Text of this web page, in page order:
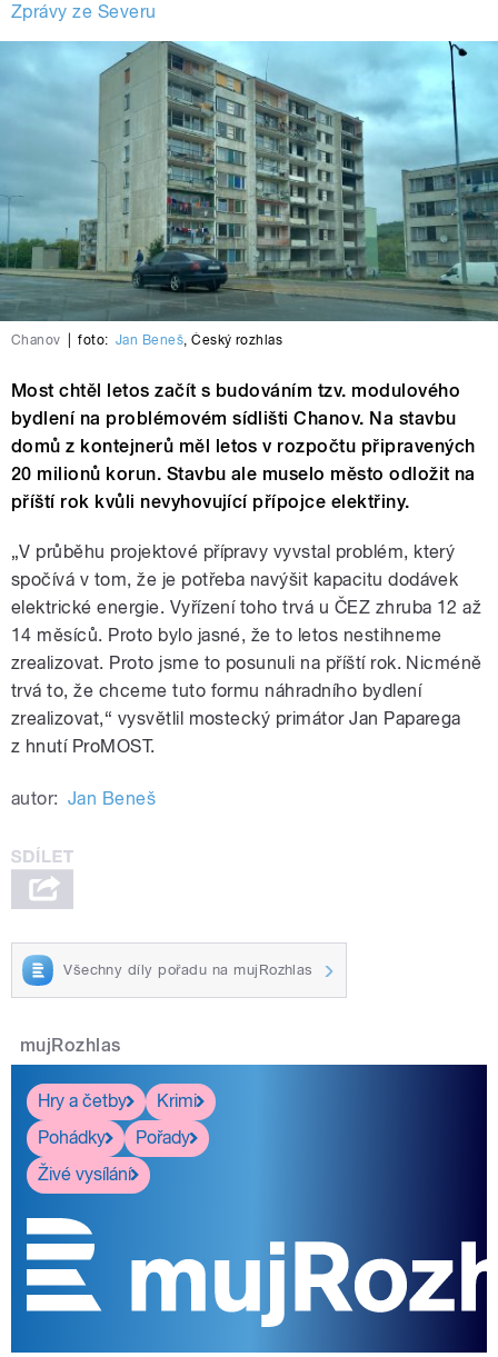
Zprávy ze Severu
Chanov foto: Jan Beneš,Český rozhlas
Most chtěl letos začít s budováním tzv. modulového
bydlení na problémovém sídlišti Chanov. Na stavbu
domů z kontejnerů měl letos v rozpočtu připravených
20 milionů korun. Stavbu ale muselo město odložit na
příští rok kvůli nevyhovující přípojce elektřiny.
„V průběhu projektové přípravy vyvstal problém, který
spočívá v tom, že je potřeba navýšit kapacitu dodávek
elektrické energie. Vyřízení toho trvá u ČEZ zhruba 12 až
14 měsíců. Proto bylo jasné, že to letos nestihneme
zrealizovat. Proto jsme to posunuli na příští rok. Nicméně
trvá to, že chceme tuto formu náhradního bydlení
zrealizovat,“ vysvětlil mostecký primátor Jan Paparega
z hnutí ProMOST.
autor: Jan Beneš
Všechny díly pořadu na mujRozhlas
mujRozhlas
Hry a četby
Krimi
Pohádky
Pořady
Živé vysílání